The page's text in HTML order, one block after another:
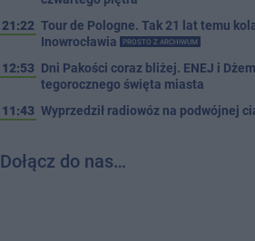
21:22 Tour de Pologne. Tak 21 lat temu
Inowrocławia
PROSTO Z ARCHIWUM
12:53 Dni Pakości coraz bliżej. ENEJ i
tegorocznego święta miasta
11:43 Wyprzedził radiowóz na podwójnej
Dołącz do nas…